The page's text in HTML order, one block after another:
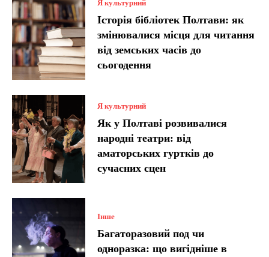
Я культурний
Історія бібліотек Полтави: як
змінювалися місця для читання
від земських часів до
сьогодення
Я культурний
Як у Полтаві розвивалися
народні театри: від
аматорських гуртків до
сучасних сцен
Інше
Багаторазовий под чи
одноразка: що вигідніше в